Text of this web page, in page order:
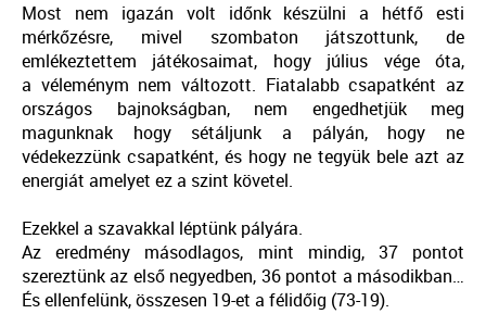
Most nem igazán volt időnk készülni a hétfő esti
mérkőzésre, mivel szombaton játszottunk, de
emlékeztettem játékosaimat, hogy július vége óta,
a véleménym nem változott. Fiatalabb csapatként az
országos bajnokságban, nem engedhetjük meg
magunknak hogy sétáljunk a pályán, hogy ne
védekezzünk csapatként, és hogy ne tegyük bele azt az
energiát amelyet ez a szint követel.
Ezekkel a szavakkal léptünk pályára.
Az eredmény másodlagos, mint mindig, 37 pontot
szereztünk az első negyedben, 36 pontot a másodikban…
És ellenfelünk, összesen 19-et a félidőig (73-19).